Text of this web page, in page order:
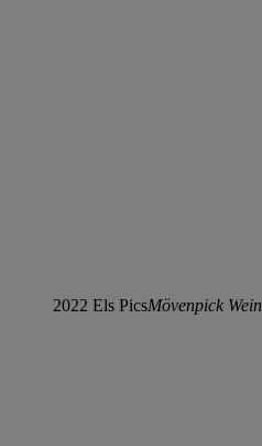
2022 Els PicsMövenpick Wein